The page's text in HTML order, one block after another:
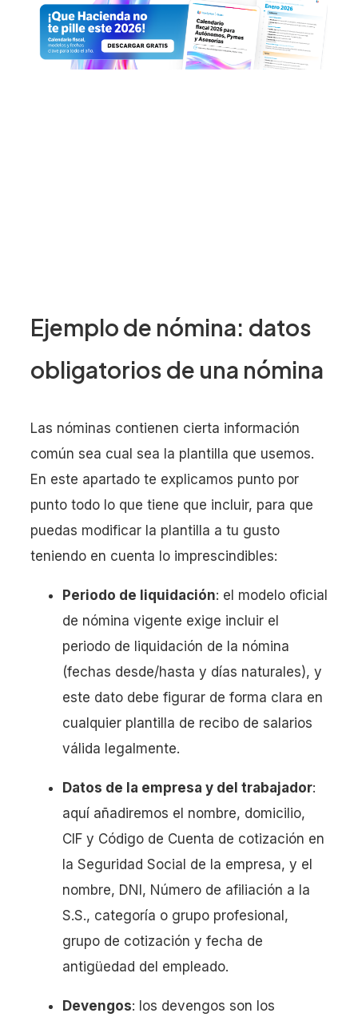
Ejemplo de nómina: datos
obligatorios de una nómina
Las nóminas contienen cierta información
común sea cual sea la plantilla que usemos.
En este apartado te explicamos punto por
punto todo lo que tiene que incluir, para que
puedas modificar la plantilla a tu gusto
teniendo en cuenta lo imprescindibles:
Periodo de liquidación: el modelo oficial
de nómina vigente exige incluir el
periodo de liquidación de la nómina
(fechas desde/hasta y días naturales), y
este dato debe figurar de forma clara en
cualquier plantilla de recibo de salarios
válida legalmente.
Datos de la empresa y del trabajador:
aquí añadiremos el nombre, domicilio,
CIF y Código de Cuenta de cotización en
la Seguridad Social de la empresa, y el
nombre, DNI, Número de afiliación a la
S.S., categoría o grupo profesional,
grupo de cotización y fecha de
antigüedad del empleado.
Devengos: los devengos son los